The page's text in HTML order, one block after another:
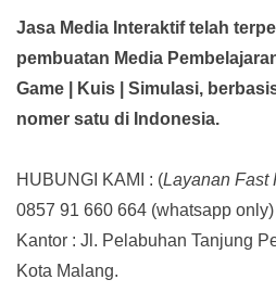
Jasa Media Interaktif telah
pembuatan Media
Game | Kuis | Simulasi,
nomer satu di Indonesia.
HUBUNGI KAMI : (Layanan Fast
0857 91 660 664 (whatsapp only)
Kantor : Jl. Pelabuhan Tanjung
Kota Malang.